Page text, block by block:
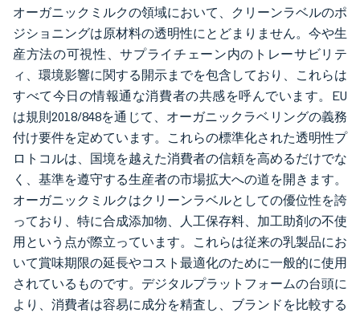
オーガニックミルクの領域において、クリーンラベルのポ
ジショニングは原材料の透明性にとどまりません。今や生
産方法の可視性、サプライチェーン内のトレーサビリテ
ィ、環境影響に関する開示までを包含しており、これらは
すべて今日の情報通な消費者の共感を呼んでいます。EU
は規則2018/848を通じて、オーガニックラベリングの義務
付け要件を定めています。これらの標準化された透明性プ
ロトコルは、国境を越えた消費者の信頼を高めるだけでな
く、基準を遵守する生産者の市場拡大への道を開きます。
オーガニックミルクはクリーンラベルとしての優位性を誇
っており、特に合成添加物、人工保存料、加工助剤の不使
用という点が際立っています。これらは従来の乳製品にお
いて賞味期限の延長やコスト最適化のために一般的に使用
されているものです。デジタルプラットフォームの台頭に
より、消費者は容易に成分を精査し、ブランドを比較する